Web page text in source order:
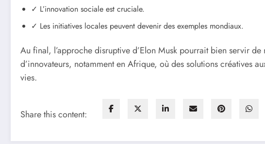
✓ L’innovation sociale est cruciale.
✓ Les initiatives locales peuvent devenir des exemples mondiaux.
Au final, l’approche disruptive d’Elon Musk pourrait bien servir
d’innovateurs, notamment en Afrique, où des solutions créatives
vies.
Share this content: